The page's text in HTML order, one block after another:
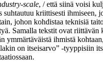
scale, / että siinä voisi
suhtautuu kriittisesti ihmiseen,
johon kohdistaa teknisiä
Samalla tekstit ovat riittävän
ymmärtäväistä ihmistä
on itseisarvo” -tyyppisiin